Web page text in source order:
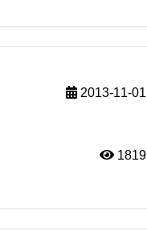
2013-11-01
1819